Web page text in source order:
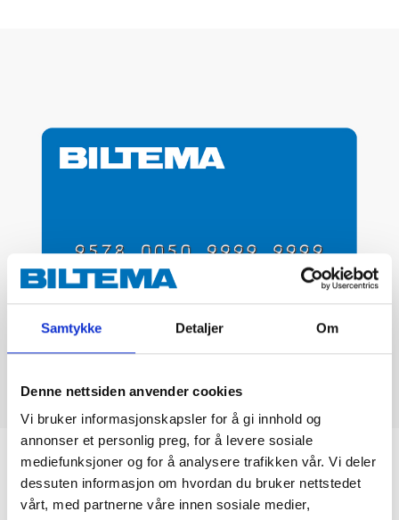
Samtykke Detaljer Om
Denne nettsiden anvender cookies
Vi bruker informasjonskapsler for å gi innhold og
annonser et personlig preg, for å levere sosiale
mediefunksjoner og for å analysere trafikken vår. Vi deler
dessuten informasjon om hvordan du bruker nettstedet
vårt, med partnerne våre innen sosiale medier,
Biltemakortet